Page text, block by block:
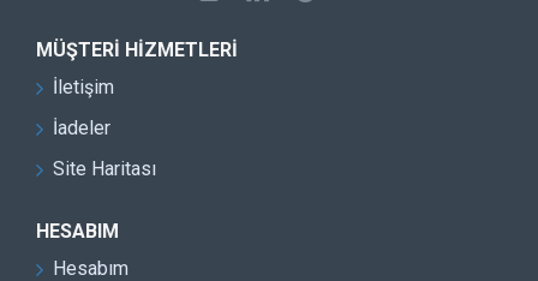
MÜŞTERI HIZMETLERI
İletişim
İadeler
Site Haritası
HESABIM
Hesabım